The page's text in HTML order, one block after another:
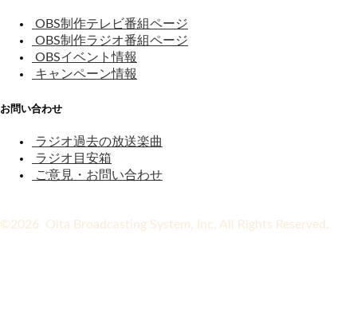
OBS制作テレビ番組ページ
OBS制作ラジオ番組ページ
OBSイベント情報
キャンペーン情報
お問い合わせ
ラジオ過去の放送楽曲
ラジオ目安箱
ご意見・お問い合わせ
©2026 Oita Broadcasting System, Inc. All Rights Reserved.